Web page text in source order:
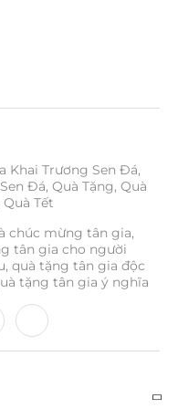
Khai Trương Sen Đá,
Đá, Quà Tặng, Quà
Quà Tết
chúc mừng tân gia,
tân gia cho người
, quà tặng tân gia độc
tặng tân gia ý nghĩa